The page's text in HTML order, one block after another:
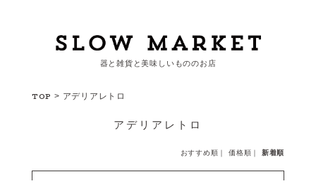
カートを見る
カテゴリーから探す
器と雑貨と美味しいもののお店
TOP > アデリアレトロ
アデリアレトロ
おすすめ順 ｜価格順 ｜ 新着順